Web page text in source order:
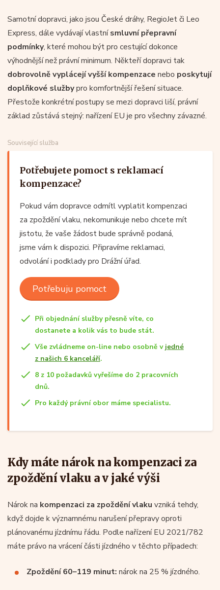
Samotní dopravci, jako jsou České dráhy, RegioJet či Leo
Express, dále vydávají vlastnísmluvní přepravní
podmínky, které mohou být pro cestující dokonce
výhodnější než právní minimum. Někteří dopravci tak
dobrovolně vyplácejí vyšší kompenzace nebo poskytují
doplňkové službypro komfortnější řešení situace.
Přestože konkrétní postupy se mezi dopravci liší, právní
základ zůstává stejný: nařízení EU je pro všechny závazné.
Související služba
Potřebujete pomoct s reklamací
kompenzace?
Pokud vám dopravce odmítl vyplatit kompenzaci
za zpoždění vlaku, nekomunikuje nebo chcete mít
jistotu, že vaše žádost bude správně podaná,
jsme vám k dispozici. Připravíme reklamaci,
odvolání i podklady pro Drážní úřad.
Potřebuju pomoct
Při objednání služby přesně víte, co
dostanete a kolik vás to bude stát.
Vše zvládneme on-line nebo osobně v jedné
z našich 6 kanceláří.
8 z 10 požadavků vyřešíme do 2 pracovních
dnů.
Pro každý právní obor máme specialistu.
Kdy máte nárok na kompenzaci za
zpoždění vlaku a v jaké výši
Nárok na kompenzaci za zpoždění vlaku vzniká tehdy,
když dojde k významnému narušení přepravy oproti
plánovanému jízdnímu řádu. Podle nařízení EU 2021/782
máte právo na vrácení části jízdného v těchto případech:
Zpoždění 60–119 minut: nárok na 25 % jízdného.